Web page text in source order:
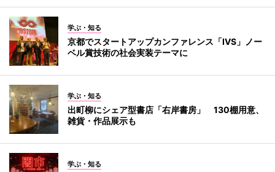
学ぶ・知る
京都でスタートアップカンファレンス「IVS」ノー
ベル賞技術の社会実装テーマに
学ぶ・知る
出町柳にシェア型書店「右岸書房」 130棚用意、
雑貨・作品展示も
学ぶ・知る